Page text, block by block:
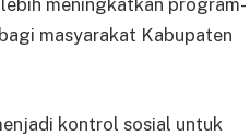
meningkatkan program-
masyarakat Kabupaten
kontrol sosial untuk